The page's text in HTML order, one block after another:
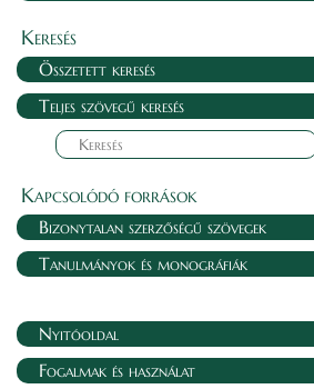
Keresés
Összetett keresés
Teljes szövegű keresés
Kapcsolódó források
Bizonytalan szerzőségű szövegek
Tanulmányok és monográfiák
Nyitóoldal
Fogalmak és használat